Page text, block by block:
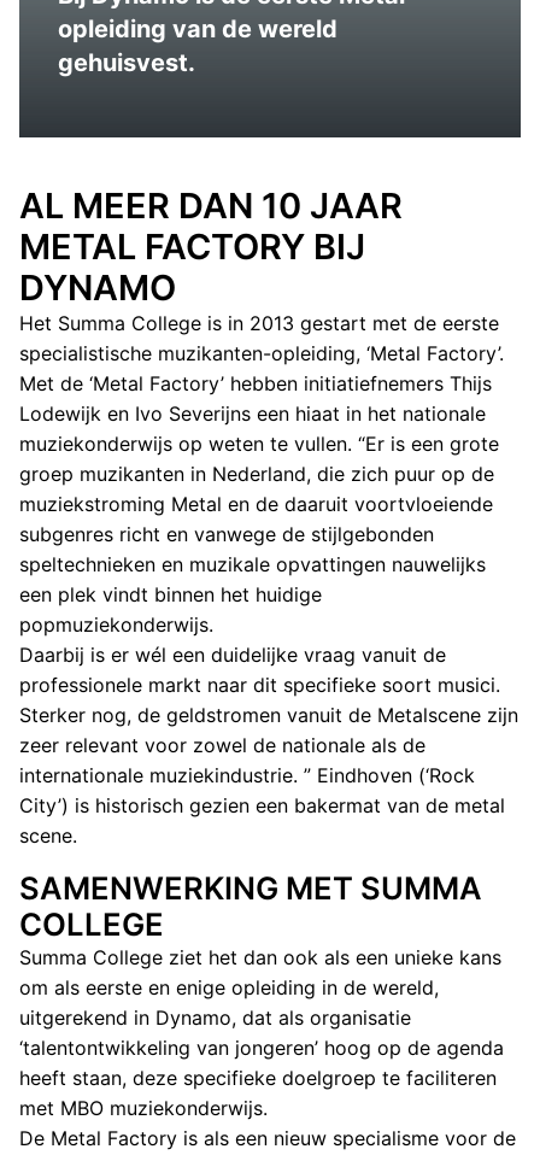
opleiding van de wereld
gehuisvest.
AL MEER DAN 10 JAAR
METAL FACTORY BIJ
DYNAMO
Het Summa College is in 2013 gestart met de eerste
specialistische muzikanten-opleiding, ‘Metal Factory’.
Met de ‘Metal Factory’ hebben initiatiefnemers Thijs
Lodewijk en Ivo Severijns een hiaat in het nationale
muziekonderwijs op weten te vullen. “Er is een grote
groep muzikanten in Nederland, die zich puur op de
muziekstroming Metal en de daaruit voortvloeiende
subgenres richt en vanwege de stijlgebonden
speltechnieken en muzikale opvattingen nauwelijks
een plek vindt binnen het huidige
popmuziekonderwijs.
Daarbij is er wél een duidelijke vraag vanuit de
professionele markt naar dit specifieke soort musici.
Sterker nog, de geldstromen vanuit de Metalscene zijn
zeer relevant voor zowel de nationale als de
internationale muziekindustrie. ” Eindhoven (‘Rock
City’) is historisch gezien een bakermat van de metal
scene.
SAMENWERKING MET SUMMA
COLLEGE
Summa College ziet het dan ook als een unieke kans
om als eerste en enige opleiding in de wereld,
uitgerekend in Dynamo, dat als organisatie
‘talentontwikkeling van jongeren’ hoog op de agenda
heeft staan, deze specifieke doelgroep te faciliteren
met MBO muziekonderwijs.
De Metal Factory is als een nieuw specialisme voor de